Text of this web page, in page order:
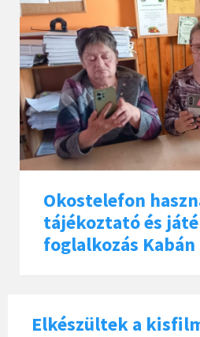
Okostelefon
tájékoztató és
foglalkozás Kabán
Elkészültek a